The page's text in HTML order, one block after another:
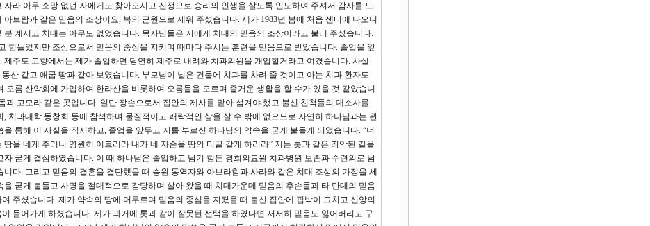
라 아무 소망 없던 자에게도 찾아오시고 진정으로 승리의 인생을 살도록 인도하여 주셔서 감사를 드
브람과 같은 믿음의 조상이요, 복의 근원으로 세워 주셨습니다. 제가 1983년 봄에 처음 센터에 나오니
계시고 치대는 아무도 없었습니다. 목자님들은 저에게 치대의 믿음의 조상이라고 불러 주셨습니다.
힘들었지만 조상으로서 믿음의 중심을 지키며 때마다 주시는 훈련을 믿음으로 받았습니다. 졸업을 앞
주도 고향에서는 제가 졸업하면 당연히 제주로 내려와 치과의원을 개업할거라고 여겼습니다. 사실
산 같고 애굽 땅과 같아 보였습니다. 부모님이 넓은 건물에 치과를 차려 줄 것이고 아는 치과 환자도
오름 산악회에 가입하여 한라산을 비롯하여 오름들을 오르며 즐거운 생활을 할 수가 있을 것 같았습니
과 고모라 같은 곳입니다. 일단 장손으로서 집안의 제사를 맡아 섬겨야 했고 불신 친척들의 대소사를
치과대학 동창회 등에 참석하며 물질적이고 쾌락적인 삶을 살 수 밖에 없으므로 자연히 하나님과는 관
통해 이 사실을 직시하고, 졸업을 앞두고 저를 부르신 하나님의 약속을 굳게 붙들게 되었습니다. “너
을 네게 주리니 영원히 이르리라 내가 네 자손을 땅의 티끌 같게 하리라” 저는 롯과 같은 죄악된 길을
굳게 결심하였습니다. 이 때 하나님은 졸업하고 남기 힘든 경희의료원 치과병원 보존과 수련의로 남
다. 그리고 믿음의 결혼을 결단했을 때 승원 동역자와 아브라함과 사라와 같은 치대 조상의 가정을 세
굳게 붙들고 사명을 절대적으로 감당하며 살아 왔을 때 치대가운데 믿음의 후손들과 타 단대의 믿음
주셨습니다. 제가 약속의 땅에 머무르며 믿음의 중심을 지켰을 때 불신 집안에 핍박이 그치고 신앙의
들어가게 하셨습니다. 제가 과거에 롯과 같이 잘못된 선택을 하였다면 서서히 믿음도 잃어버리고 구